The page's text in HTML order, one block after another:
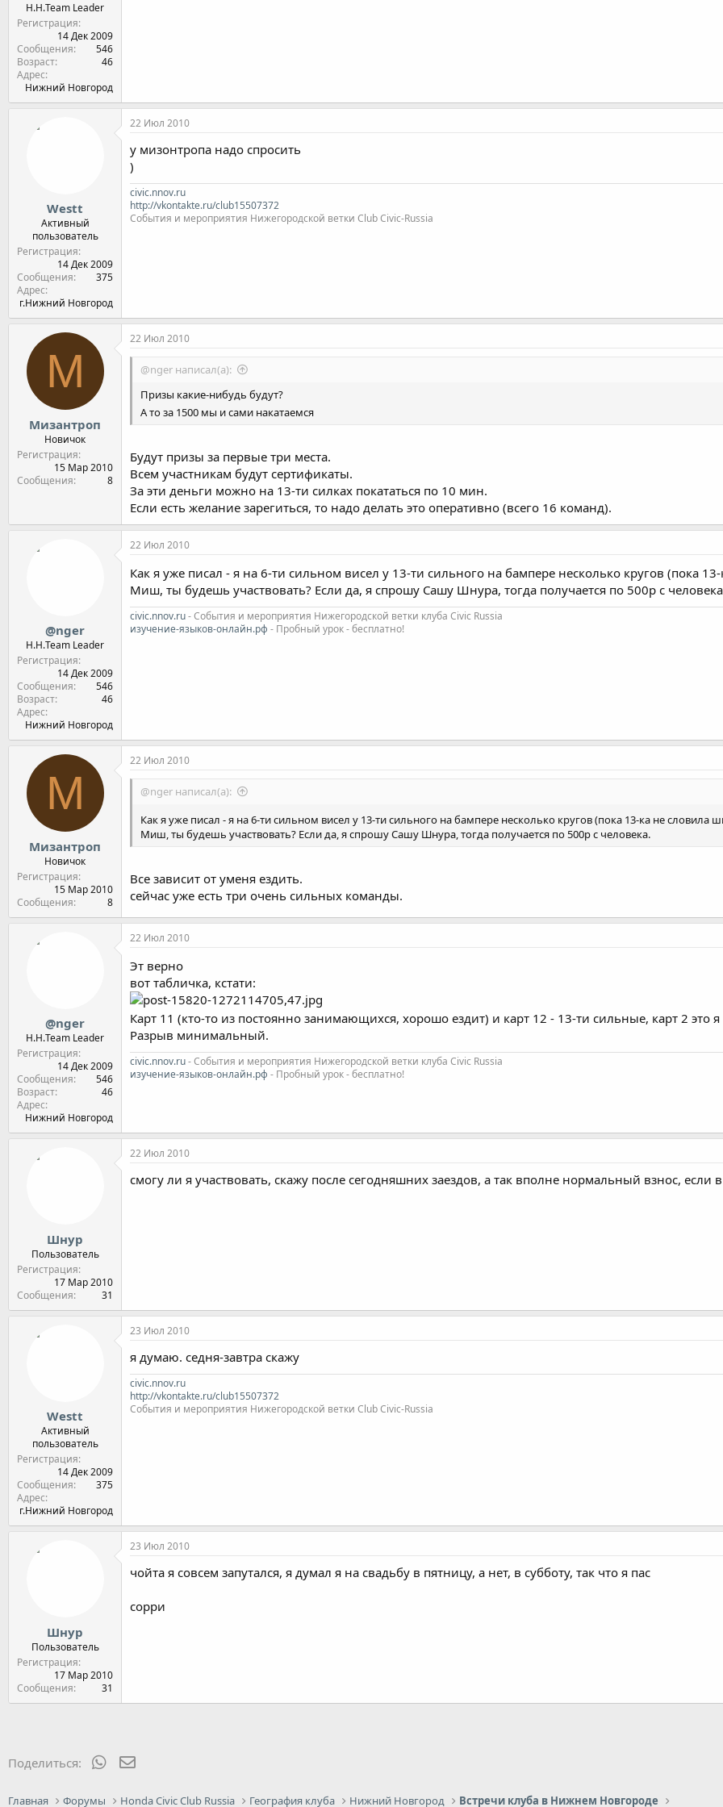
Н.Н.Team Leader
Регистрация
14 Дек 2009
Сообщения
546
Возраст
46
Адрес
Нижний Новгород
Westt
Активный
пользователь
Регистрация
14 Дек 2009
Сообщения
375
Адрес
г.Нижний Новгород
22 Июл 2010
у мизонтропа надо спросить
)
civic.nnov.ru
http://vkontakte.ru/club15507372
События и мероприятия Нижегородской ветки Club Civic-Russia
М
Мизантроп
Новичок
Регистрация
15 Мар 2010
Сообщения
8
22 Июл 2010
@nger написал(а):
Призы какие-нибудь будут?
А то за 1500 мы и сами накатаемся
Будут призы за первые три места.
Всем участникам будут сертификаты.
За эти деньги можно на 13-ти силках покататься по 10 мин.
Если есть желание зарегиться, то надо делать это оперативно (всего 16 команд).
@nger
Н.Н.Team Leader
Регистрация
14 Дек 2009
Сообщения
546
Возраст
46
Адрес
Нижний Новгород
22 Июл 2010
Как я уже писал - я на 6-ти сильном висел у 13-ти сильного на бампере несколько кругов (пока
Миш, ты будешь участвовать? Если да, я спрошу Сашу Шнура, тогда получается по 500р с
civic.nnov.ru- События и мероприятия Нижегородской ветки клуба Civic Russia
изучение-языков-онлайн.рф - Пробный урок - бесплатно!
М
Мизантроп
Новичок
Регистрация
15 Мар 2010
Сообщения
8
22 Июл 2010
@nger написал(а):
Как я уже писал - я на 6-ти сильном висел у 13-ти сильного на бампере несколько кругов (пока 13-ка не словила
Миш, ты будешь участвовать? Если да, я спрошу Сашу Шнура, тогда получается по 500р с человека.
Все зависит от уменя ездить.
сейчас уже есть три очень сильных команды.
@nger
Н.Н.Team Leader
Регистрация
14 Дек 2009
Сообщения
546
Возраст
46
Адрес
Нижний Новгород
22 Июл 2010
Эт верно
вот табличка, кстати:
Карт 11 (кто-то из постоянно занимающихся, хорошо ездит) и карт 12 - 13-ти сильные, карт 2 это
Разрыв минимальный.
civic.nnov.ru- События и мероприятия Нижегородской ветки клуба Civic Russia
изучение-языков-онлайн.рф - Пробный урок - бесплатно!
Шнур
Пользователь
Регистрация
17 Мар 2010
Сообщения
31
22 Июл 2010
смогу ли я участвовать, скажу после сегодняшних заездов, а так вполне нормальный взнос, если
Westt
Активный
пользователь
Регистрация
14 Дек 2009
Сообщения
375
Адрес
г.Нижний Новгород
23 Июл 2010
я думаю. седня-завтра скажу
civic.nnov.ru
http://vkontakte.ru/club15507372
События и мероприятия Нижегородской ветки Club Civic-Russia
Шнур
Пользователь
Регистрация
17 Мар 2010
Сообщения
31
23 Июл 2010
чойта я совсем запутался, я думал я на свадьбу в пятницу, а нет, в субботу, так что я пас
сорри
Поделиться: WhatsApp
Главная Форумы Honda Civic Club Russia География клуба Нижний Новгород Встречи клуба в Нижнем Новгороде